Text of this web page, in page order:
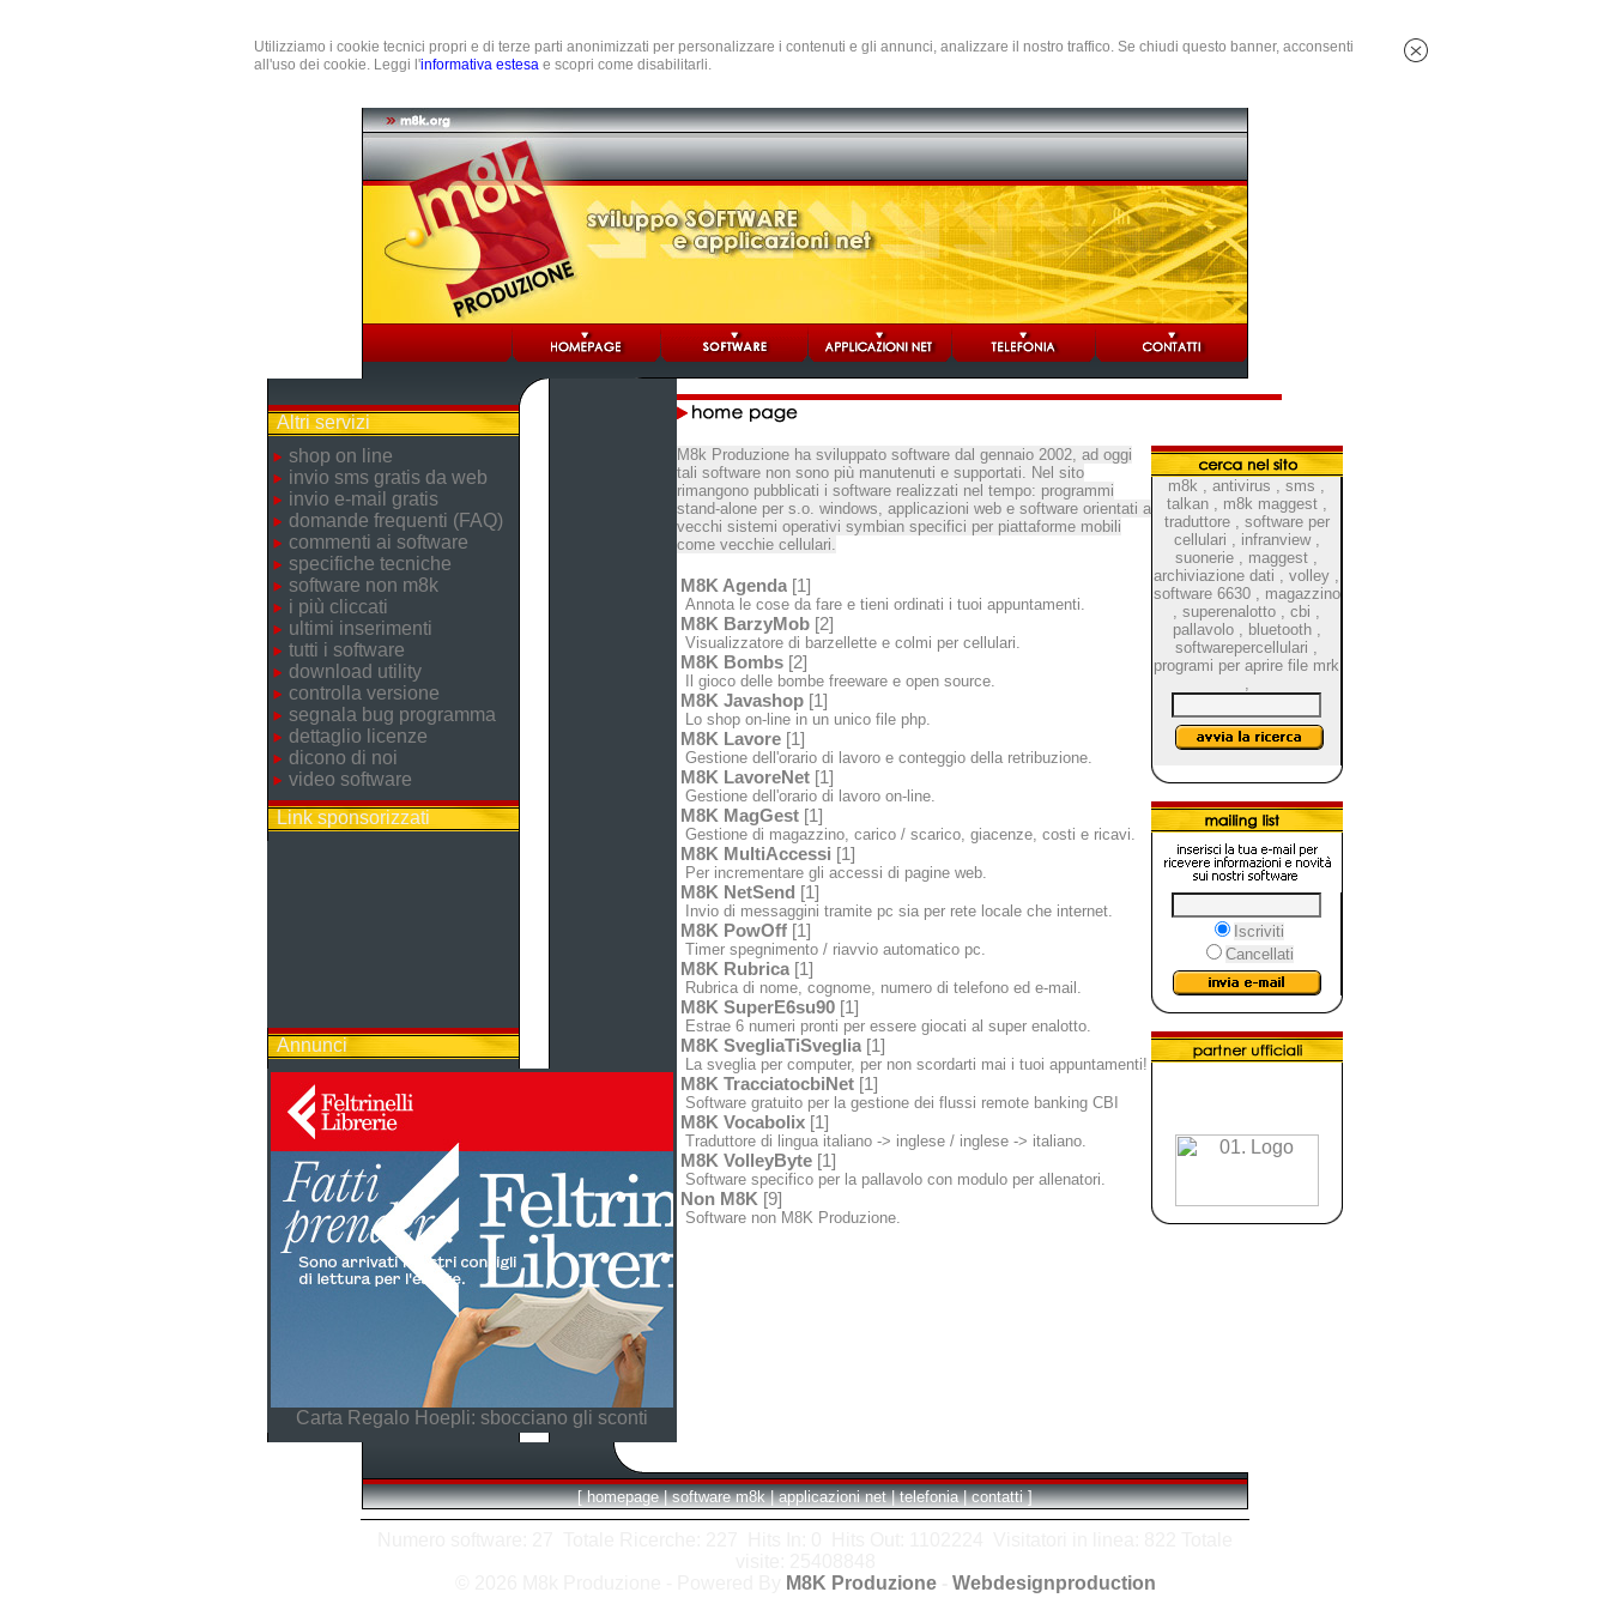
Utilizziamo i cookie tecnici propri e di terze parti anonimizzati per personalizzare i contenuti e gli annunci, analizzare il nostro traffico. Se chiudi questo banner, acconsenti
all'uso dei cookie. Leggi l'informativa estesa e scopri come disabilitarli.
Altri servizi
shop on line
invio sms gratis da web
invio e-mail gratis
domande frequenti (FAQ)
commenti ai software
specifiche tecniche
software non m8k
i più cliccati
ultimi inserimenti
tutti i software
download utility
controlla versione
segnala bug programma
dettaglio licenze
dicono di noi
video software
Link sponsorizzati
Annunci
Carta Regalo Hoepli: sbocciano gli sconti
M8k Produzione ha sviluppato software dal gennaio 2002, ad oggi
tali software non sono più manutenuti e supportati. Nel sito
rimangono pubblicati i software realizzati nel tempo: programmi
stand-alone per s.o. windows, applicazioni web e software orientati a
vecchi sistemi operativi symbian specifici per piattaforme mobili
come vecchie cellulari.
M8K Agenda [1]
Annota le cose da fare e tieni ordinati i tuoi appuntamenti.
M8K BarzyMob [2]
Visualizzatore di barzellette e colmi per cellulari.
M8K Bombs [2]
Il gioco delle bombe freeware e open source.
M8K Javashop [1]
Lo shop on-line in un unico file php.
M8K Lavore [1]
Gestione dell'orario di lavoro e conteggio della retribuzione.
M8K LavoreNet [1]
Gestione dell'orario di lavoro on-line.
M8K MagGest [1]
Gestione di magazzino, carico / scarico, giacenze, costi e ricavi.
M8K MultiAccessi [1]
Per incrementare gli accessi di pagine web.
M8K NetSend [1]
Invio di messaggini tramite pc sia per rete locale che internet.
M8K PowOff [1]
Timer spegnimento / riavvio automatico pc.
M8K Rubrica [1]
Rubrica di nome, cognome, numero di telefono ed e-mail.
M8K SuperE6su90 [1]
Estrae 6 numeri pronti per essere giocati al super enalotto.
M8K SvegliaTiSveglia [1]
La sveglia per computer, per non scordarti mai i tuoi appuntamenti!
M8K TracciatocbiNet [1]
Software gratuito per la gestione dei flussi remote banking CBI
M8K Vocabolix [1]
Traduttore di lingua italiano -> inglese / inglese -> italiano.
M8K VolleyByte [1]
Software specifico per la pallavolo con modulo per allenatori.
Non M8K [9]
Software non M8K Produzione.
m8k , antivirus , sms ,
talkan , m8k maggest ,
traduttore , software per
cellulari , infranview ,
suonerie , maggest ,
archiviazione dati , volley ,
software 6630 , magazzino
, superenalotto , cbi ,
pallavolo , bluetooth ,
softwarepercellulari ,
programi per aprire file mrk
,
Iscriviti
Cancellati
[ homepage | software m8k | applicazioni net | telefonia | contatti ]
M8K Produzione- Webdesignproduction